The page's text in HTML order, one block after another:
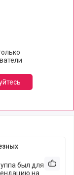
был для
на